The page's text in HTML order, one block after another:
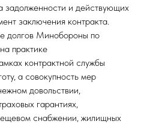
задолженности и действующих
заключения контракта.
долгов Минобороны по
практике
контрактной службы
а совокупность мер
довольствии,
гарантиях,
снабжении, жилищных